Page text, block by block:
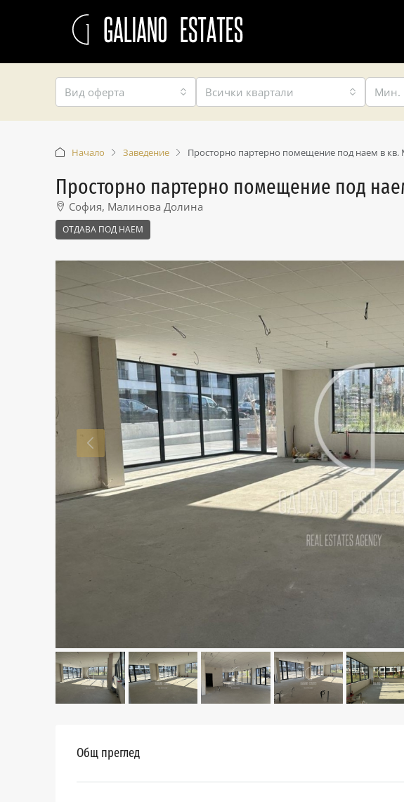
Вид оферта Всички квартали
Начало Заведение Просторно партерно помещение под наем в кв.
Просторно партерно помещение под
София, Малинова Долина
ОТДАВА ПОД НАЕМ
Общ преглед